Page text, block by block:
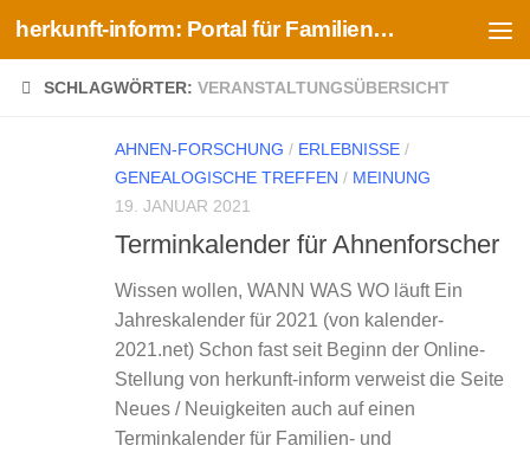
Zum Inhalt springen herkunft-inform: Portal für Familien- und Ahnenforschung
SCHLAGWÖRTER: VERANSTALTUNGSÜBERSICHT
AHNEN-FORSCHUNG / ERLEBNISSE /
GENEALOGISCHE TREFFEN / MEINUNG
19. JANUAR 2021
Terminkalender für Ahnenforscher
Wissen wollen, WANN WAS WO läuft Ein
Jahreskalender für 2021 (von kalender-
2021.net) Schon fast seit Beginn der Online-
Stellung von herkunft-inform verweist die Seite
Neues / Neuigkeiten auch auf einen
Terminkalender für Familien- und